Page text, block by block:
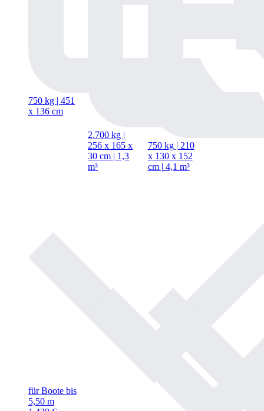
750 kg | 451
x 136 cm
für Boote bis
5,50 m
2.700 kg |
256x 165x
30 cm | 1,3
m³
750 kg | 210
x130 x152
cm | 4,1 m³